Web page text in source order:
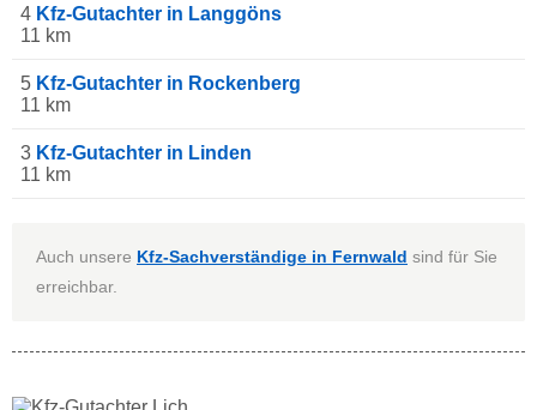
4 Kfz-Gutachter in Langgöns
11 km
5 Kfz-Gutachter in Rockenberg
11 km
3 Kfz-Gutachter in Linden
11 km
Auch unsere Kfz-Sachverständige in Fernwald sind für Sie
erreichbar.